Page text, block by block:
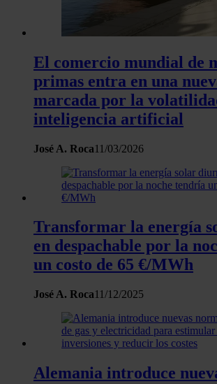
El comercio mundial de
primas entra en una
marcada por la
inteligencia artificial
José A. Roca11/03/2026
Transformar la energía
en despachable por la
un costo de 65 €/MWh
José A. Roca11/12/2025
Alemania introduce